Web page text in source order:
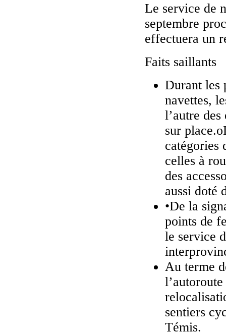
Le service de
septembre
effectuera un
Faits saillants
Durant les
navettes,
l’autre
sur
catégories
celles à
des
aussi doté
•De la
points de
le service
Au terme
sentiers
Témis.